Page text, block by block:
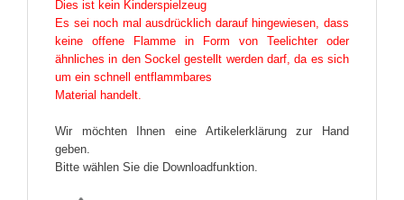
Dies ist kein Kinderspielzeug
Es sei noch mal ausdrücklich darauf hingewiesen, dass
keine offene Flamme in Form von Teelichter oder
ähnliches in den Sockel gestellt werden darf, da es sich
um ein schnell entflammbares
Material handelt.
Wir möchten Ihnen eine Artikelerklärung zur Hand
geben.
Bitte wählen Sie die Downloadfunktion.